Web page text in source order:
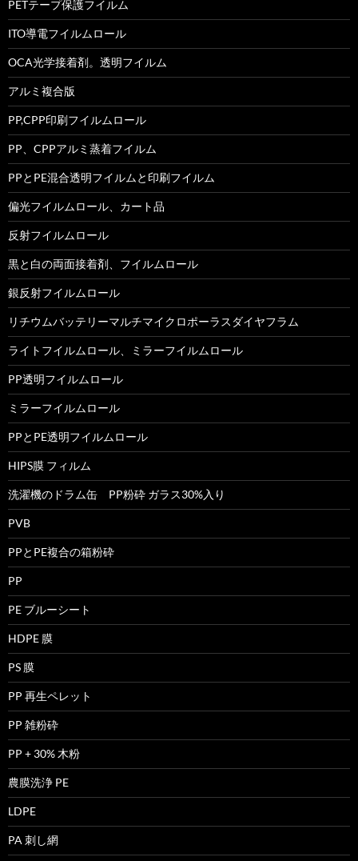
PETテープ保護フイルム
ITO導電フイルムロール
OCA光学接着剤。透明フイルム
アルミ複合版
PP,CPP印刷フイルムロール
PP、CPPアルミ蒸着フイルム
PPとPE混合透明フイルムと印刷フイルム
偏光フイルムロール、カート品
反射フイルムロール
黒と白の両面接着剤、フイルムロール
銀反射フイルムロール
リチウムバッテリーマルチマイクロポーラスダイヤフラム
ライトフイルムロール、ミラーフイルムロール
PP透明フイルムロール
ミラーフイルムロール
PPとPE透明フイルムロール
HIPS膜 フィルム
洗濯機のドラム缶 PP粉砕 ガラス30%入り
PVB
PPとPE複合の箱粉砕
PP
PE ブルーシート
HDPE 膜
PS 膜
PP 再生ペレット
PP 雑粉砕
PP + 30% 木粉
農膜洗浄 PE
LDPE
PA 刺し網